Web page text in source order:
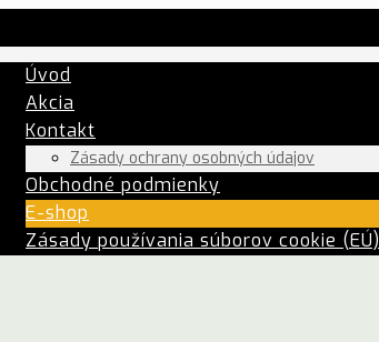
Úvod
Akcia
Kontakt
Zásady ochrany osobných údajov
Obchodné podmienky
E-shop
Zásady používania súborov cookie (EÚ)